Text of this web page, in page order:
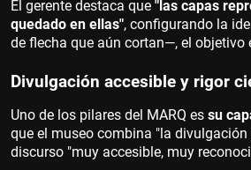
El gerente destaca que "las capas
quedado en ellas", configurando la
de flecha que aún cortan—, el
Divulgación accesible y rigor
Uno de los pilares del MARQ es su
que el museo combina "la
discurso "muy accesible, muy